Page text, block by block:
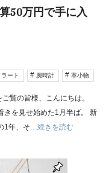
50万円で手に入
ート 腕時計 革小物
覧の皆様、こんにちは。
きを見せ始めた1月半ば。 新
1年、そ…続きを読む